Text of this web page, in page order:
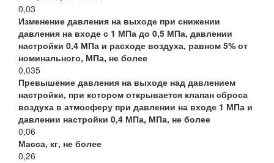
0,03
Изменение давления на выходе при снижении
давления на входе с 1 МПа до 0,5 МПа, давлении
настройки 0,4 МПа и расходе воздуха, равном 5% от
номинального, МПа, не более
0,035
Превышение давления на выходе над давлением
настройки, при котором открывается клапан сброса
воздуха в атмосферу при давлении на входе 1 МПа и
давлении настройки 0,4 МПа, МПа, не более
0,06
Масса, кг, не более
0,26